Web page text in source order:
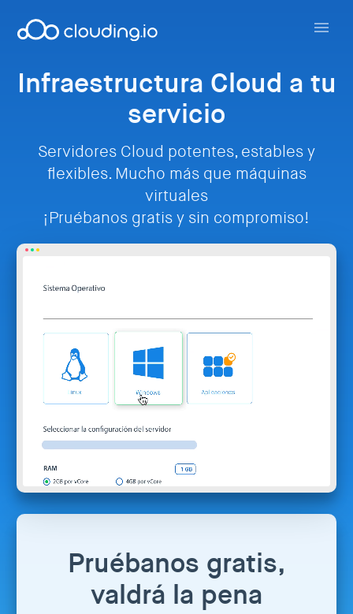
Infraestructura Cloud a tu
servicio
Servidores Cloud potentes, estables y
flexibles. Mucho más que máquinas
virtuales
¡Pruébanos gratis y sin compromiso!
Pruébanos gratis,
valdrá la pena